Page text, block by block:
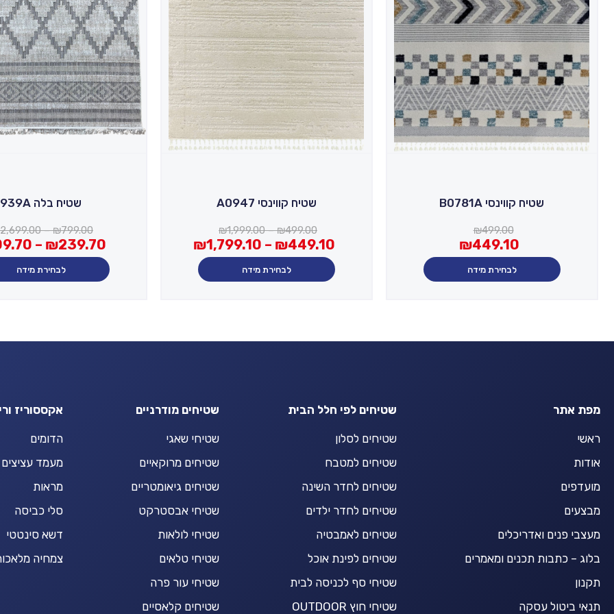
שטיח קווינסי B0781A
₪499.00
₪449.10
לבחירת מידה
שטיח קווינסי A0947
₪499.00
–
₪1,999.00
טווח
מחירים:
₪449.10
–
₪1,799.10
לבחירת מידה
שטיח בלה 939A
₪799.00
–
2,699.00
₪239.70
–
לבחירת מידה
מפת אתר
ראשי
אודות
מועדפים
מבצעים
מעצבי פנים ואדריכלים
בלוג – כתבות תכנים ומאמרים
תקנון
תנאי ביטול עסקה
שטיחים לפי חלל הבית
שטיחים לסלון
שטיחים למטבח
שטיחים לחדר השינה
שטיחים לחדר ילדים
שטיחים לאמבטיה
שטיחים לפינת אוכל
שטיחי סף לכניסה לבית
שטיחי חוץ OUTDOOR
שטיחים מודרניים
שטיחי שאגי
שטיחים מרוקאיים
שטיחים גיאומטריים
שטיחי אבסטרקט
שטיחי לולאות
שטיחי טלאים
שטיחי עור פרה
שטיחים קלאסיים
אקססוריז
הדומים
מעמד עציצים
מראות
סלי כביסה
דשא סינטטי
צמחיה